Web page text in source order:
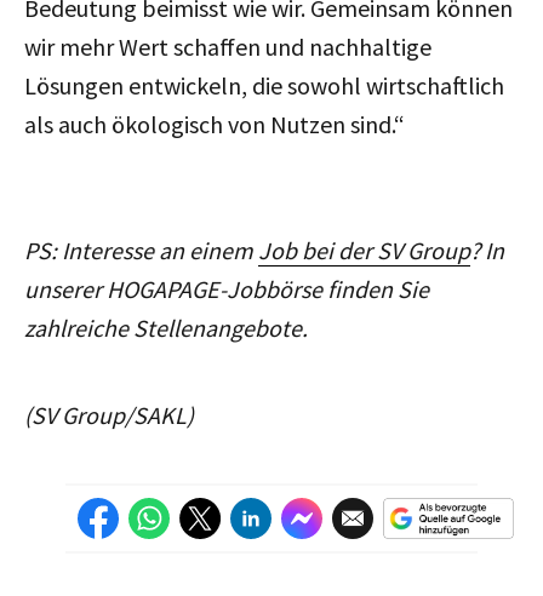
Bedeutung beimisst wie wir. Gemeinsam können
wir mehr Wert schaffen und nachhaltige
Lösungen entwickeln, die sowohl wirtschaftlich
als auch ökologisch von Nutzen sind.“
PS: Interesse an einem Job bei der SV Group? In
unserer HOGAPAGE-Jobbörse finden Sie
zahlreiche Stellenangebote.
(SV Group/SAKL)